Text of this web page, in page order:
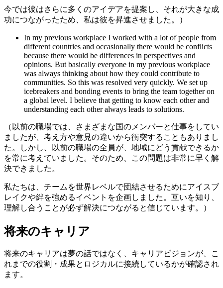
今では彼はさらに多くのアイデアを提案し、それが大きな成
功につながったため、私は彼を昇進させました。）
In my previous workplace I worked with a lot of people from
different countries and occasionally there would be conflicts
because there would be differences in perspectives and
opinions. But basically everyone in my previous workplace
was always thinking about how they could contribute to
communities. So this was resolved very quickly. We set up
icebreakers and bonding events to bring the team together on
a global level. I believe that getting to know each other and
understanding each other always leads to solutions.
（以前の職場では、さまざまな国のメンバーと仕事をしてい
ましたが、考え方や意見の違いから衝突することもありまし
た。しかし、以前の職場の全員が、地域にどう貢献できるか
を常に考えていました。そのため、この問題は非常に早く解
決できました。
私たちは、チームを世界レベルで団結させるためにアイスブ
レイクや絆を強めるイベントを企画しました。互いを知り、
理解し合うことが必ず解決につながると信じています。）
将来のキャリア
将来のキャリアは夢の話ではなく、キャリアビジョンが、こ
れまでの役割・成果とロジカルに接続しているかが確認され
ます。